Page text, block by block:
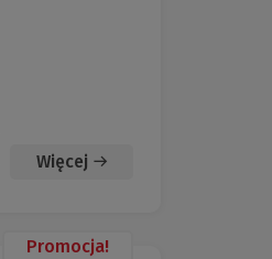
Więcej
Promocja!